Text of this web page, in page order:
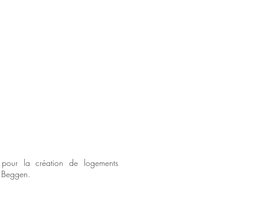
la création de logements